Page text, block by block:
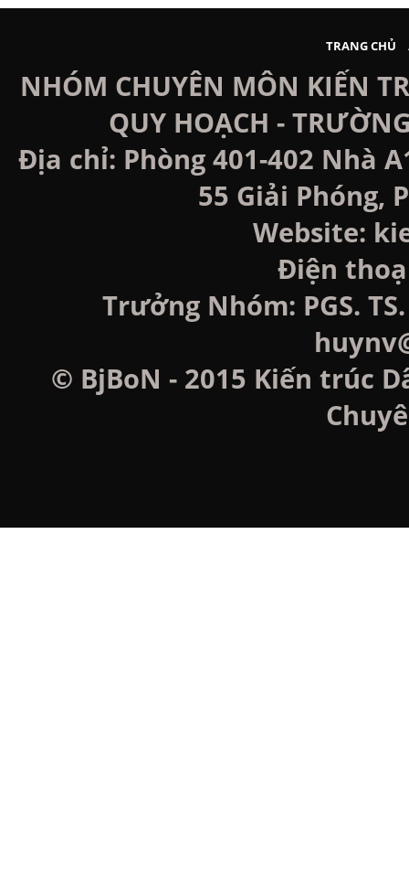
TRANG CHỦ
NHÓM CHUYÊN MÔN KIẾN
QUY HOẠCH -
Địa chỉ: Phòng 401-402 Nhà
55 Giải Phóng,
Website:
Điện
Trưởng Nhóm: PGS.
© BjBoN - 2015 Kiến trúc